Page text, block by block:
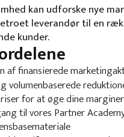
kan udforske nye
leverandør til en
kunder.
af finansierede
volumenbaserede
for at øge dine marginer
til vores Partner